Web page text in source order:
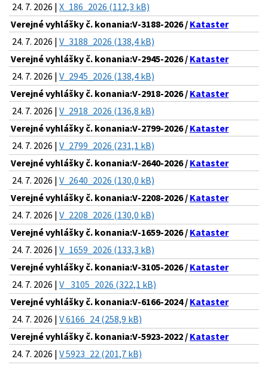
24. 7. 2026 | X_186_2026 (112,3 kB)
Verejné vyhlášky č. konania:V-3188-2026 / Kataster
24. 7. 2026 | V_3188_2026 (138,4 kB)
Verejné vyhlášky č. konania:V-2945-2026 / Kataster
24. 7. 2026 | V_2945_2026 (138,4 kB)
Verejné vyhlášky č. konania:V-2918-2026 / Kataster
24. 7. 2026 | V_2918_2026 (136,8 kB)
Verejné vyhlášky č. konania:V-2799-2026 / Kataster
24. 7. 2026 | V_2799_2026 (231,1 kB)
Verejné vyhlášky č. konania:V-2640-2026 / Kataster
24. 7. 2026 | V_2640_2026 (130,0 kB)
Verejné vyhlášky č. konania:V-2208-2026 / Kataster
24. 7. 2026 | V_2208_2026 (130,0 kB)
Verejné vyhlášky č. konania:V-1659-2026 / Kataster
24. 7. 2026 | V_1659_2026 (133,3 kB)
Verejné vyhlášky č. konania:V-3105-2026 / Kataster
24. 7. 2026 | V _3105_2026 (322,1 kB)
Verejné vyhlášky č. konania:V-6166-2024 / Kataster
24. 7. 2026 | V 6166_24 (258,9 kB)
Verejné vyhlášky č. konania:V-5923-2022 / Kataster
24. 7. 2026 | V 5923_22 (201,7 kB)